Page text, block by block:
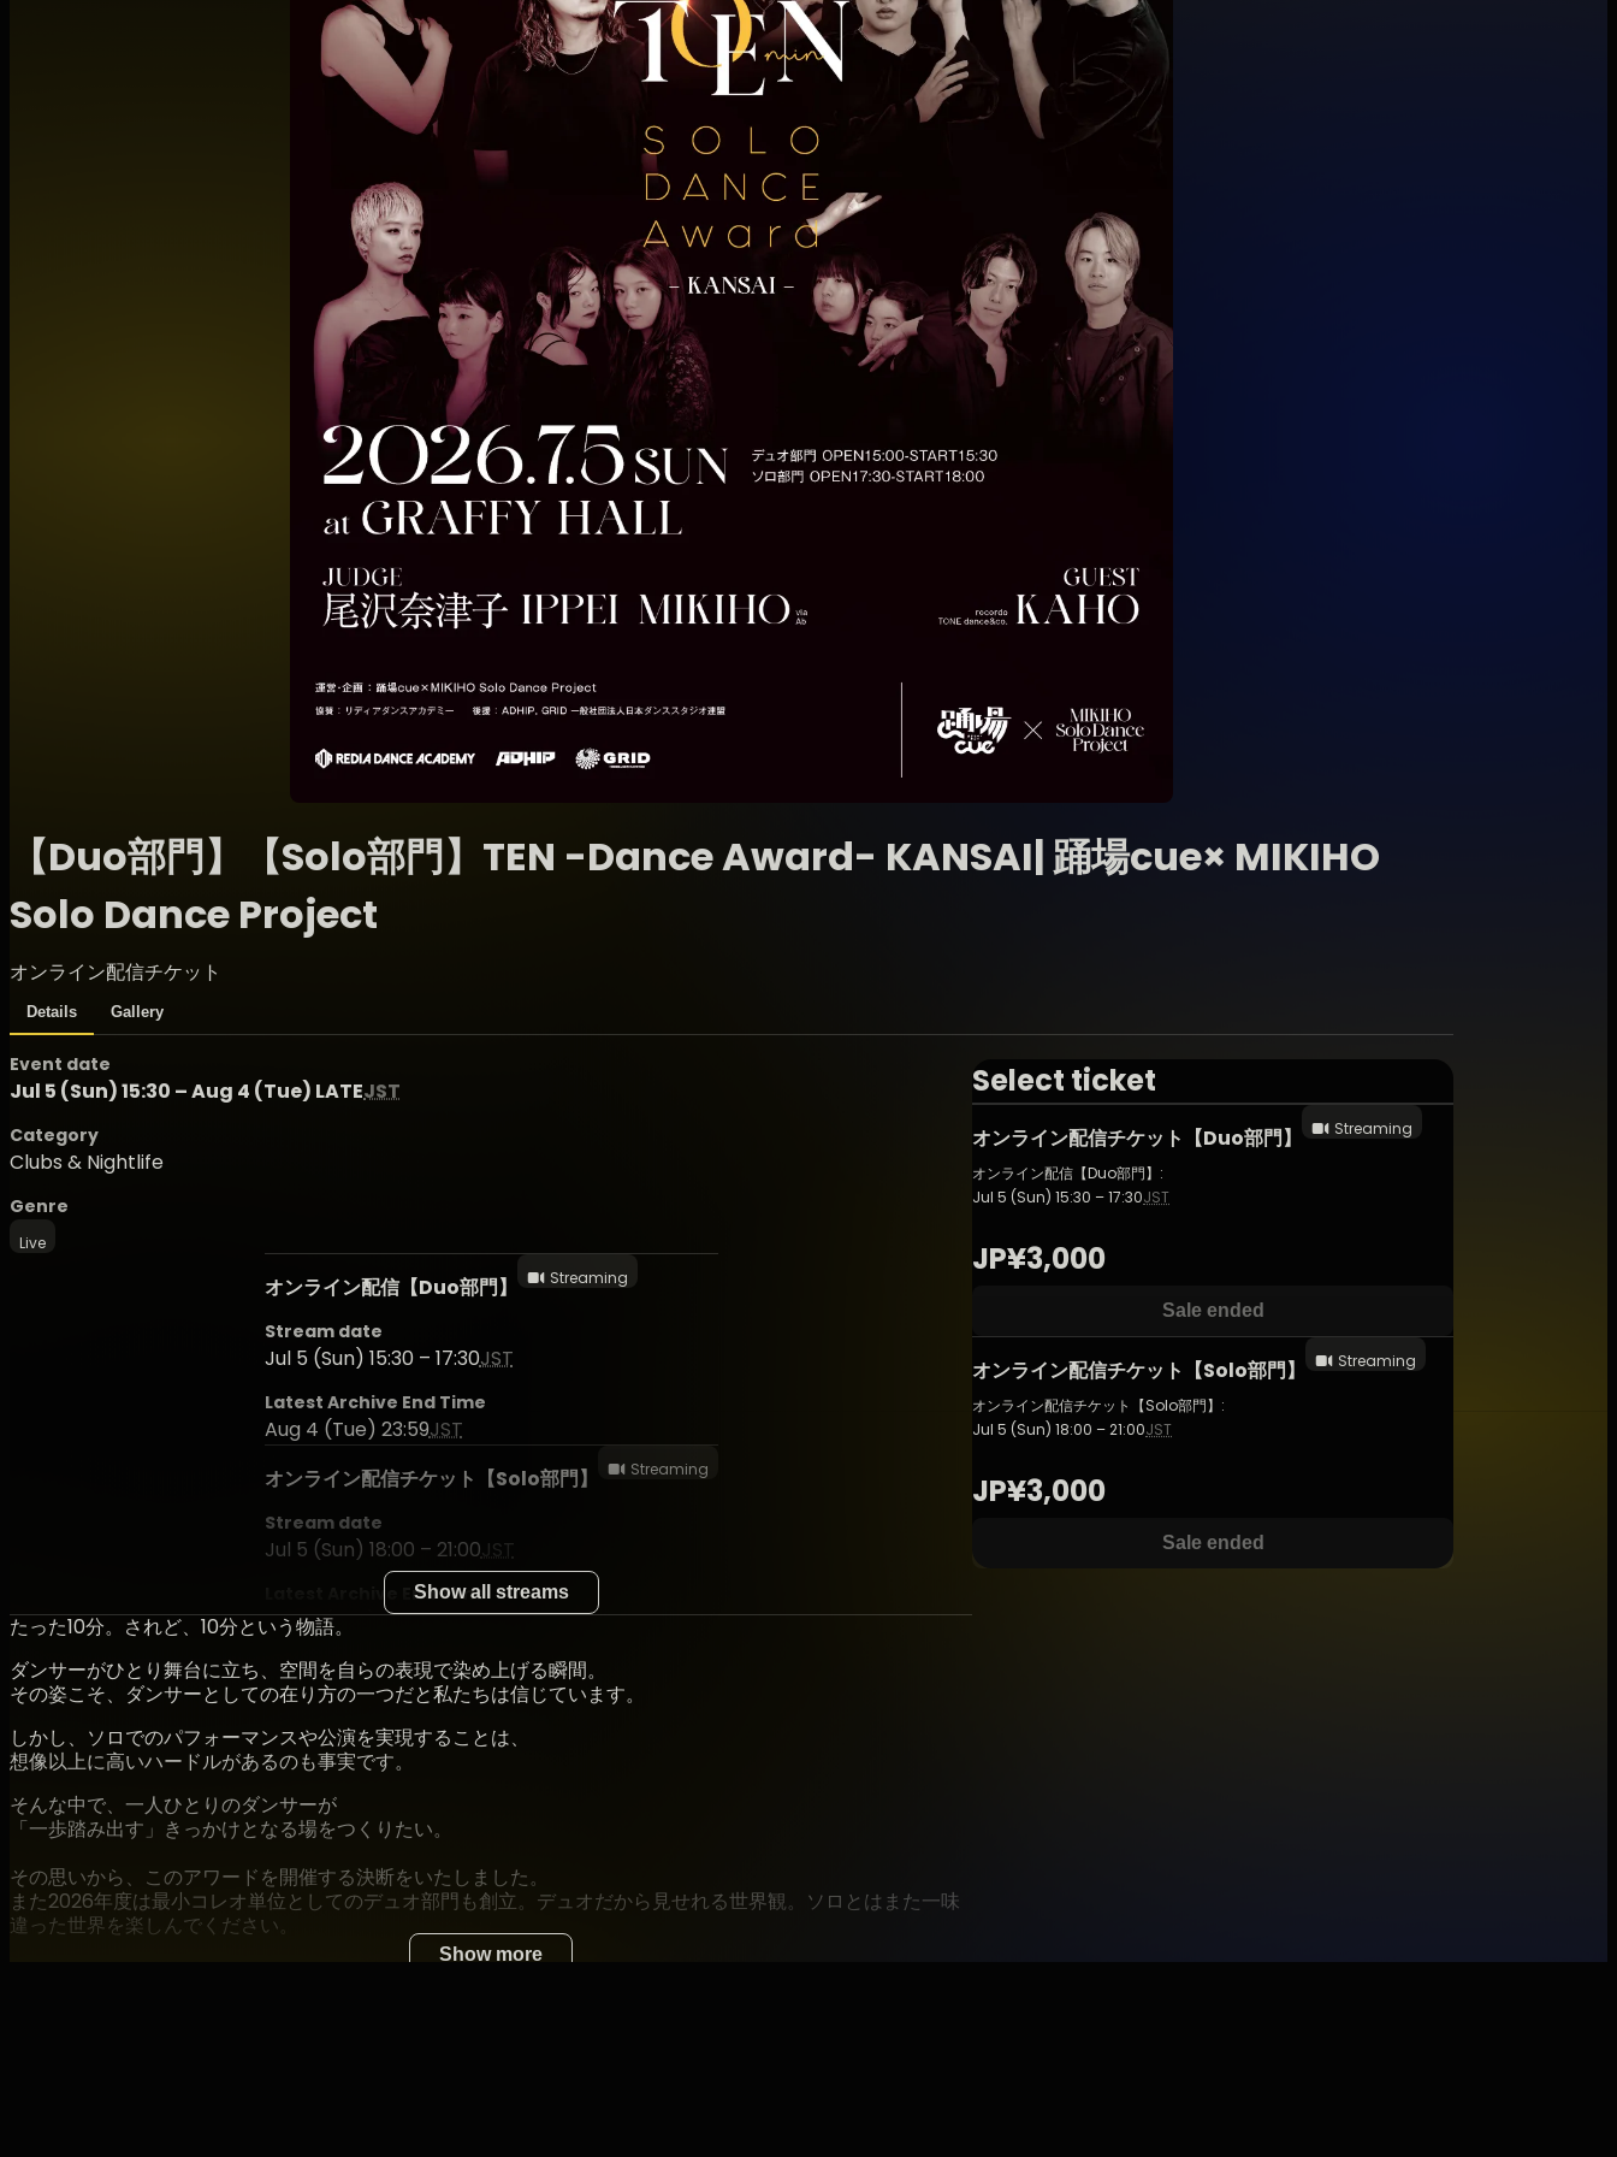
【Duo部門】【Solo部門】TEN -Dance Award- KANSAI| 踊場cue× MIKIHO
Solo Dance Project
オンライン配信チケット
Details Gallery
Event date
Jul 5 (Sun) 15:30 – Aug 4 (Tue) LATEJST
Category
Clubs & Nightlife
Genre
Live
オンライン配信【Duo部門】 Streaming
Stream date
Jul 5 (Sun) 15:30 – 17:30JST
Latest Archive End Time
Aug 4 (Tue) 23:59JST
オンライン配信チケット【Solo部門】
Streaming
Stream date
Jul 5 (Sun) 18:00 – 21:00JST
Latest Archive End Time
Aug 4 (Tue) 23:59JST
Show all streams
たった10分。されど、10分という物語。
ダンサーがひとり舞台に立ち、空間を自らの表現で染め上げる瞬間。
その姿こそ、ダンサーとしての在り方の一つだと私たちは信じています。
しかし、ソロでのパフォーマンスや公演を実現することは、
想像以上に高いハードルがあるのも事実です。
そんな中で、一人ひとりのダンサーが
「一歩踏み出す」きっかけとなる場をつくりたい。
その思いから、このアワードを開催する決断をいたしました。
また2026年度は最小コレオ単位としてのデュオ部門も創立。デュオだから見せれる世界観。ソロとはまた一味
違った世界を楽しんでください。
Show more
Select ticket
オンライン配信チケット【Duo部門】 Streaming
オンライン配信【Duo部門】:
Jul 5 (Sun) 15:30 – 17:30JST
JP¥3,000
Sale ended
オンライン配信チケット【Solo部門】 Streaming
オンライン配信チケット【Solo部門】:
Jul 5 (Sun) 18:00 – 21:00JST
JP¥3,000
Sale ended